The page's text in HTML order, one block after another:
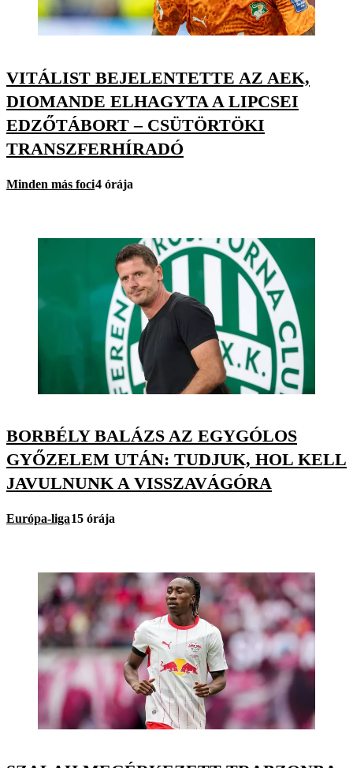
VITÁLIST BEJELENTETTE AZ AEK,
DIOMANDE ELHAGYTA A LIPCSEI
EDZŐTÁBORT – CSÜTÖRTÖKI
TRANSZFERHÍRADÓ
Minden más foci4 órája
BORBÉLY BALÁZS AZ EGYGÓLOS
GYŐZELEM UTÁN: TUDJUK, HOL KELL
JAVULNUNK A VISSZAVÁGÓRA
Európa-liga15 órája